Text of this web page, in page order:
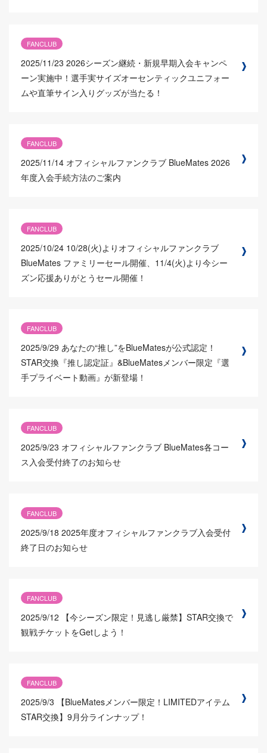
FANCLUB
2025/11/23 2026シーズン継続・新規早期入会キャンペ
ーン実施中！選手実サイズオーセンティックユニフォー
ムや直筆サイン入りグッズが当たる！
FANCLUB
2025/11/14 オフィシャルファンクラブ BlueMates 2026
年度入会手続方法のご案内
FANCLUB
2025/10/24 10/28(火)よりオフィシャルファンクラブ
BlueMates ファミリーセール開催、11/4(火)より今シー
ズン応援ありがとうセール開催！
FANCLUB
2025/9/29 あなたの“推し”をBlueMatesが公式認定！
STAR交換『推し認定証』&BlueMatesメンバー限定『選
手プライベート動画』が新登場！
FANCLUB
2025/9/23 オフィシャルファンクラブ BlueMates各コー
ス入会受付終了のお知らせ
FANCLUB
2025/9/18 2025年度オフィシャルファンクラブ入会受付
終了日のお知らせ
FANCLUB
2025/9/12
【今シーズン限定！見逃し厳禁】STAR交換で
観戦チケットをGetしよう！
FANCLUB
2025/9/3
【BlueMatesメンバー限定！LIMITEDアイテム
STAR交換】9月分ラインナップ！